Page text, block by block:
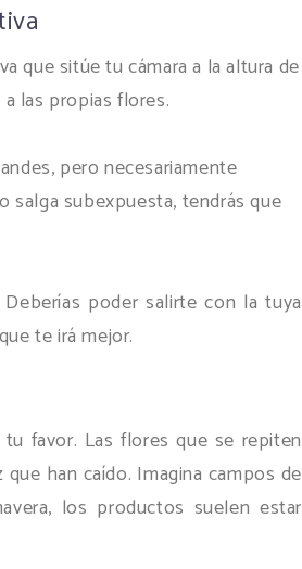
que sitúe tu cámara a la altura de
las propias flores.
pero necesariamente
salga subexpuesta, tendrás que
poder salirte con la tuya
te irá mejor.
favor. Las flores que se repiten
han caído. Imagina campos de
los productos suelen estar